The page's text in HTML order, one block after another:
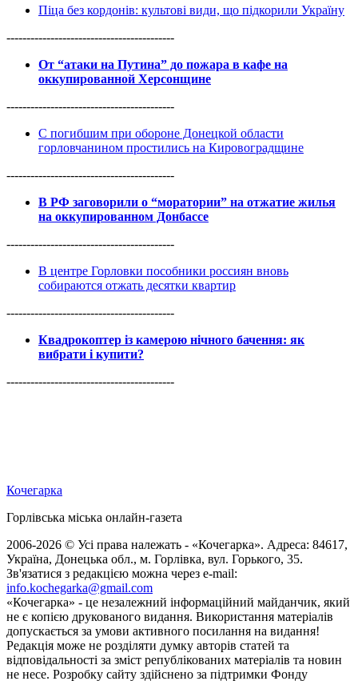
Піца без кордонів: культові види, що підкорили Україну
------------------------------------------
От “атаки на Путина” до пожара в кафе на
оккупированной Херсонщине
------------------------------------------
С погибшим при обороне Донецкой области
горловчанином простились на Кировоградщине
------------------------------------------
В РФ заговорили о “моратории” на отжатие жилья
на оккупированном Донбассе
------------------------------------------
В центре Горловки пособники россиян вновь
собираются отжать десятки квартир
------------------------------------------
Квадрокоптер із камерою нічного бачення: як
вибрати і купити?
------------------------------------------
Кочегарка
Горлівська міська онлайн-газета
2006-2026 © Усі права належать - «Кочегарка». Адреса: 84617,
Україна, Донецька обл., м. Горлівка, вул. Горького, 35.
Зв'язатися з редакцією можна через e-mail:
info.kochegarka@gmail.com
«Кочегарка» - це незалежний інформаційний майданчик, який
не є копією друкованого видання. Використання матеріалів
допускається за умови активного посилання на видання!
Редакція може не розділяти думку авторів статей та
відповідальності за зміст републікованих матеріалів та новин
не несе. Розробку сайту здійснено за підтримки Фонду